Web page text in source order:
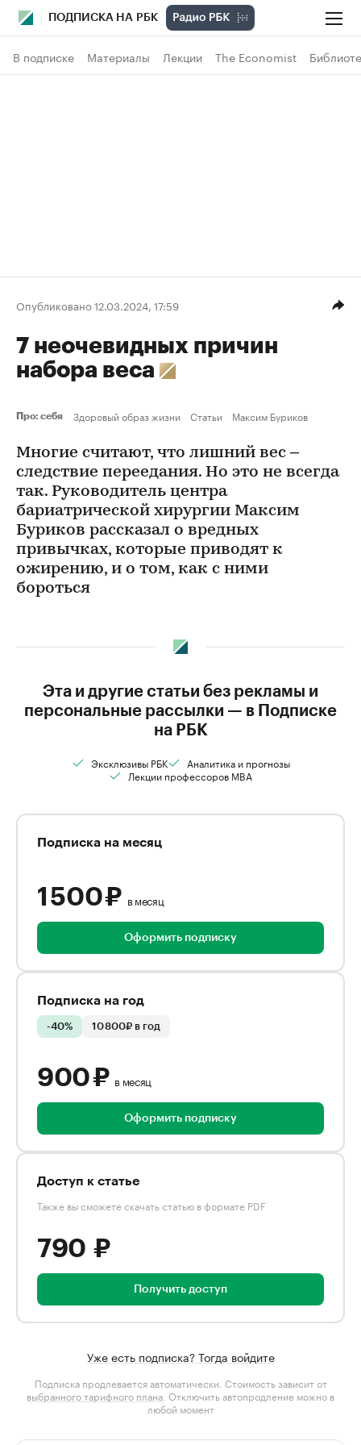
ПОДПИСКА НА РБК
В подписке Материалы Лекции The Economist
Опубликовано 12.03.2024, 17:59
7 неочевидных причин
набора веса
Про: себя Здоровый образ жизни Статьи Максим Буриков
Многие считают, что лишний вес –
следствие переедания. Но это не всегда
так. Руководитель центра
бариатрической хирургии Максим
Буриков рассказал о вредных
привычках, которые приводят к
ожирению, и о том, как с ними
бороться
Эта и другие статьи без рекламы и
персональные рассылки — в Подписке
на РБК
Эксклюзивы РБК
Аналитика и прогнозы
Лекции профессоров MBA
Подписка на месяц
1 500 ₽ в месяц
Оформить подписку
Подписка на год
-40% 10 800₽ в год
900 ₽ в месяц
Оформить подписку
Доступ к статье
Также вы сможете скачать статью в формате PDF
790 ₽
Получить доступ
Уже есть подписка? Тогда войдите
Подписка продлевается автоматически. Стоимость зависит от
выбранного тарифного плана . Отключить автопродление можно в
любой момент